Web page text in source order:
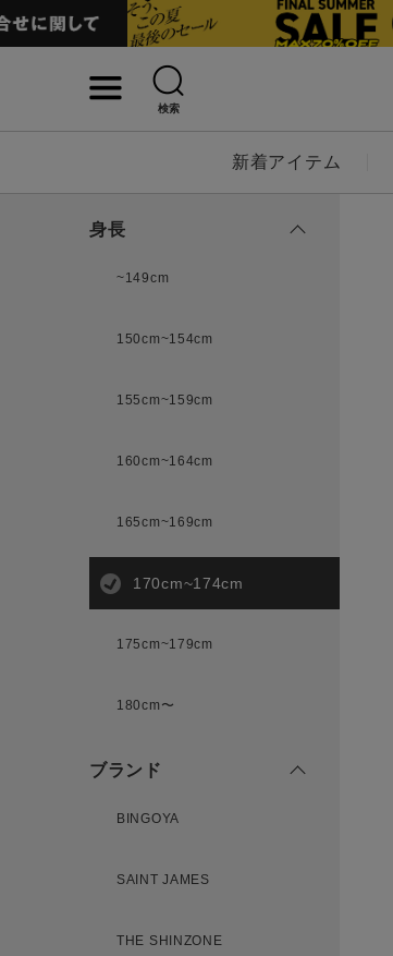
検索
新着アイテム
キーワード
身長
~149cm
150cm~154cm
155cm~159cm
160cm~164cm
165cm~169cm
170cm~174cm
175cm~179cm
180cm〜
ブランド
BINGOYA
SAINT JAMES
THE SHINZONE